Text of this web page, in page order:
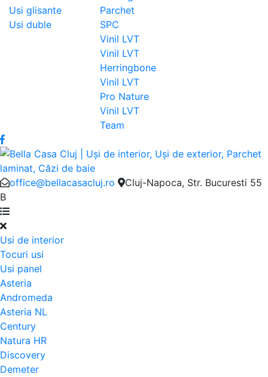
Usi glisante
Usi duble
Parchet
SPC
Vinil LVT
Vinil LVT
Herringbone
Vinil LVT
Pro Nature
Vinil LVT
Team
office@bellacasacluj.ro
Cluj-Napoca, Str. Bucuresti 55
B
Usi de interior
Tocuri usi
Usi panel
Asteria
Andromeda
Asteria NL
Century
Natura HR
Discovery
Demeter